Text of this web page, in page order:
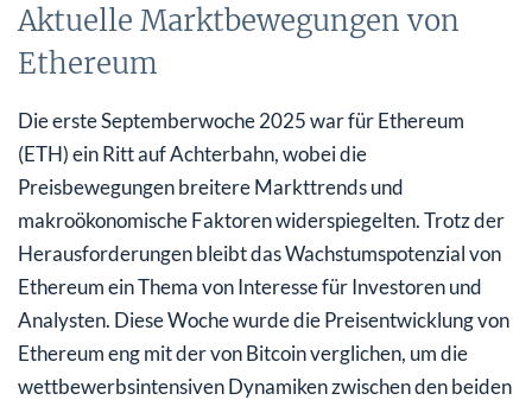
Aktuelle Marktbewegungen von
Ethereum
Die erste Septemberwoche 2025 war für Ethereum
(ETH) ein Ritt auf Achterbahn, wobei die
Preisbewegungen breitere Markttrends und
makroökonomische Faktoren widerspiegelten. Trotz der
Herausforderungen bleibt das Wachstumspotenzial von
Ethereum ein Thema von Interesse für Investoren und
Analysten. Diese Woche wurde die Preisentwicklung von
Ethereum eng mit der von Bitcoin verglichen, um die
wettbewerbsintensiven Dynamiken zwischen den beiden